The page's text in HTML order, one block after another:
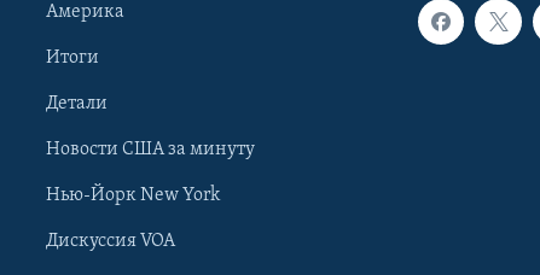
Америка
Итоги
Детали
Новости США за минуту
Нью-Йорк New York
Дискуссия VOA